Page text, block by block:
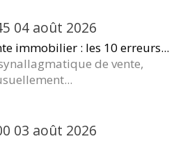
04 août 2026
immobilier : les 10 erreurs...
de vente,
03 août 2026